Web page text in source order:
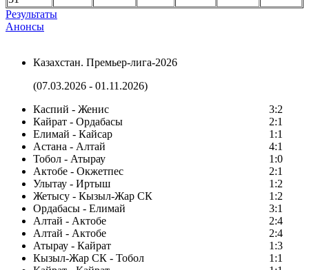
Результаты
Анонсы
Казахстан. Премьер-лига-2026
(07.03.2026 - 01.11.2026)
Каспий - Женис
3:2
Кайрат - Ордабасы
2:1
Елимай - Кайсар
1:1
Астана - Алтай
4:1
Тобол - Атырау
1:0
Актобе - Окжетпес
2:1
Улытау - Иртыш
1:2
Жетысу - Кызыл-Жар СК
1:2
Ордабасы - Елимай
3:1
Алтай - Актобе
2:4
Алтай - Актобе
2:4
Атырау - Кайрат
1:3
Кызыл-Жар СК - Тобол
1:1